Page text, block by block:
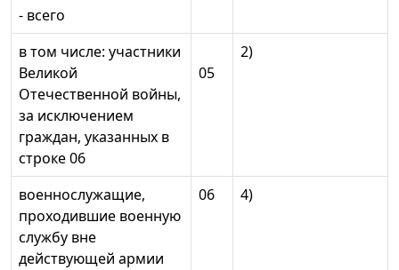
- всего
в том числе: участники
Великой
Отечественной войны,
за исключением
граждан, указанных в
строке 06
05
2)
военнослужащие,
проходившие военную
службу вне
действующей армии
06 4)